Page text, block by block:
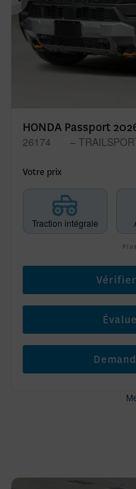
Précédent
HONDA Passport
26174 –
Votre prix
Traction intégrale